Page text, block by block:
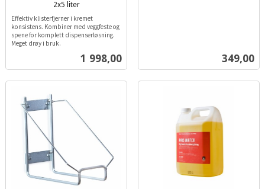
2x5 liter
Pris
1 998,00
inkl.
mva.
Effektiv klisterfjerner i kremet
konsistens. Kombiner med veggfeste og
spene for komplett dispenserløsning.
Meget drøy i bruk.
Pris
349,00